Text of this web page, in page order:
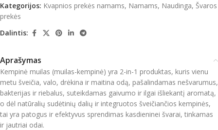
Kategorijos: Kvapnios prekės namams, Namams, Naudinga, Švaros
prekės
Dalintis:
Aprašymas
Kempinė muilas (muilas-kempinė) yra 2-in-1 produktas, kuris vienu
metu šveičia, valo, drėkina ir maitina odą, pašalindamas nešvarumus,
bakterijas ir riebalus, suteikdamas gaivumo ir ilgai išliekantį aromatą,
o dėl natūralių sudėtinių dalių ir integruotos šveičiančios kempinės,
tai yra patogus ir efektyvus sprendimas kasdieninei švarai, tinkamas
ir jautriai odai.